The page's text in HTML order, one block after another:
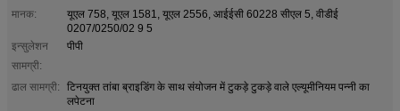
मानक:
यूएल 758, यूएल 1581, यूएल 2556, आईईसी 60228 सीएल 5, वीडीई
0207/0250/02 9 5
इन्सुलेशन
सामग्री:
पीपी
ढाल सामग्री:
टिनयुक्त तांबा ब्राइडिंग के साथ संयोजन में टुकड़े टुकड़े वाले एल्यूमीनियम पन्नी का
लपेटना